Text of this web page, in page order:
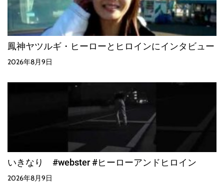
鳳神ヤツルギ・ヒーローとヒロインにインタビュー
2026年8月9日
いきなり #webster #ヒーローアンドヒロイン
2026年8月9日